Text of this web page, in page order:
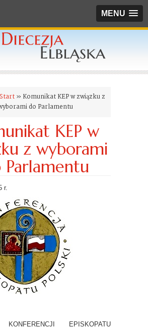
MENU
Start » Komunikat KEP w związku z
do Parlamentu
KEP w
z wyborami
Parlamentu
r.
KONFERENCJI EPISKOPATU